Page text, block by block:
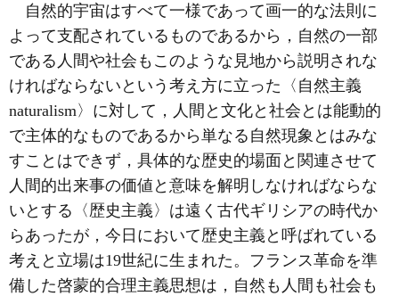
自然的宇宙はすべて一様であって画一的な法則に
よって支配されているものであるから，自然の一部
である人間や社会もこのような見地から説明されな
ければならないという考え方に立った〈自然主義
naturalism〉に対して，人間と文化と社会とは能動的
で主体的なものであるから単なる自然現象とはみな
すことはできず，具体的な歴史的場面と関連させて
人間的出来事の価値と意味を解明しなければならな
いとする〈歴史主義〉は遠く古代ギリシアの時代か
らあったが，今日において歴史主義と呼ばれている
考えと立場は19世紀に生まれた。フランス革命を準
備した啓蒙的合理主義思想は，自然も人間も社会も